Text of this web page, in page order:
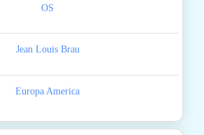
OS
Jean Louis Brau
Europa America